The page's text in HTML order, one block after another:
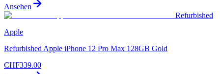
Ansehen
Refurbished
Apple
Refurbished Apple iPhone 12 Pro Max 128GB Gold
CHF339.00